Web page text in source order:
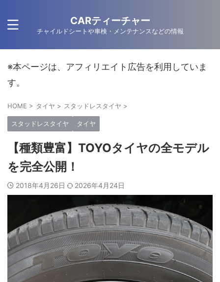
CARティーチャー
チャイルドシートや車検・メンテナンスなどの情報
※本ページは、アフィリエイト広告を利用していま
す。
HOME > タイヤ > スタッドレスタイヤ >
スタッドレスタイヤ タイヤ
【種類豊富】TOYOタイヤの全モデル
を完全公開！
2018年4月26日 2026年4月24日